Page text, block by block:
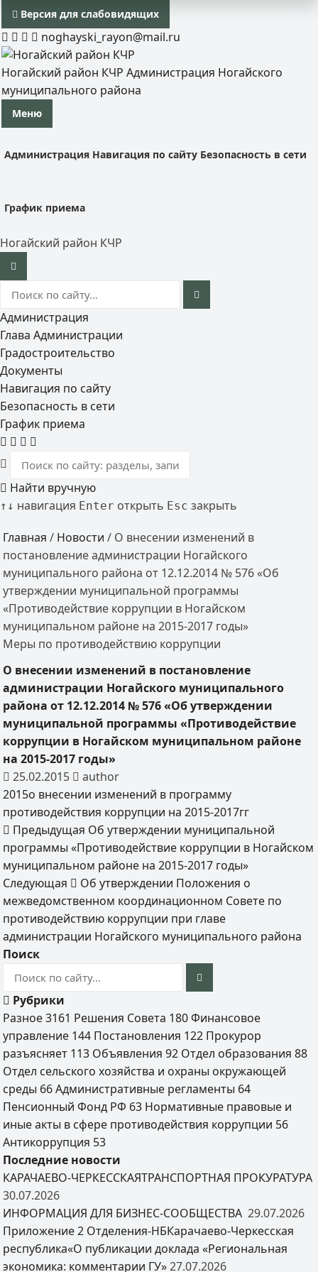
Версия для слабовидящих
noghayski_rayon@mail.ru
Ногайский район КЧР Администрация Ногайского
муниципального района
Меню
Администрация Навигация по сайту Безопасность в сети
График приема
Ногайский район КЧР
Администрация
Глава Администрации
Градостроительство
Документы
Навигация по сайту
Безопасность в сети
График приема
Найти вручную
↑ ↓ навигация Enter открыть Esc закрыть
Главная / Новости / О внесении изменений в
постановление администрации Ногайского
муниципального района от 12.12.2014 № 576 «Об
утверждении муниципальной программы
«Противодействие коррупции в Ногайском
муниципальном районе на 2015-2017 годы»
Меры по противодействию коррупции
О внесении изменений в постановление
администрации Ногайского муниципального
района от 12.12.2014 № 576 «Об утверждении
муниципальной программы «Противодействие
коррупции в Ногайском муниципальном районе
на 2015-2017 годы»
25.02.2015
author
2015о внесении изменений в программу
противодействия коррупции на 2015-2017гг
Предыдущая Об утверждении муниципальной
программы «Противодействие коррупции в Ногайском
муниципальном районе на 2015-2017 годы»
Следующая
Об утверждении Положения о
межведомственном координационном Совете по
противодействию коррупции при главе
администрации Ногайского муниципального района
Поиск
Рубрики
Разное3161 Решения Совета 180 Финансовое
управление 144 Постановления 122 Прокурор
разъясняет 113 Объявления92 Отдел образования88
Отдел сельского хозяйства и охраны окружающей
среды 66 Административные регламенты 64
Пенсионный Фонд РФ 63 Нормативные правовые и
иные акты в сфере противодействия коррупции 56
Антикоррупция 53
Последние новости
КАРАЧАЕВО-ЧЕРКЕССКАЯТРАНСПОРТНАЯ ПРОКУРАТУРА
30.07.2026
ИНФОРМАЦИЯ ДЛЯ БИЗНЕС-СООБЩЕСТВА 29.07.2026
Приложение 2 Отделения-НБКарачаево-Черкесская
республика«О публикации доклада «Региональная
экономика: комментарии ГУ» 27.07.2026